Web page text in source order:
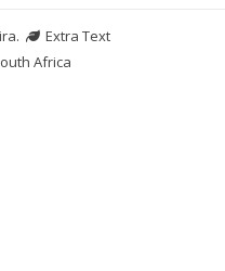
.
Extra Text
Africa